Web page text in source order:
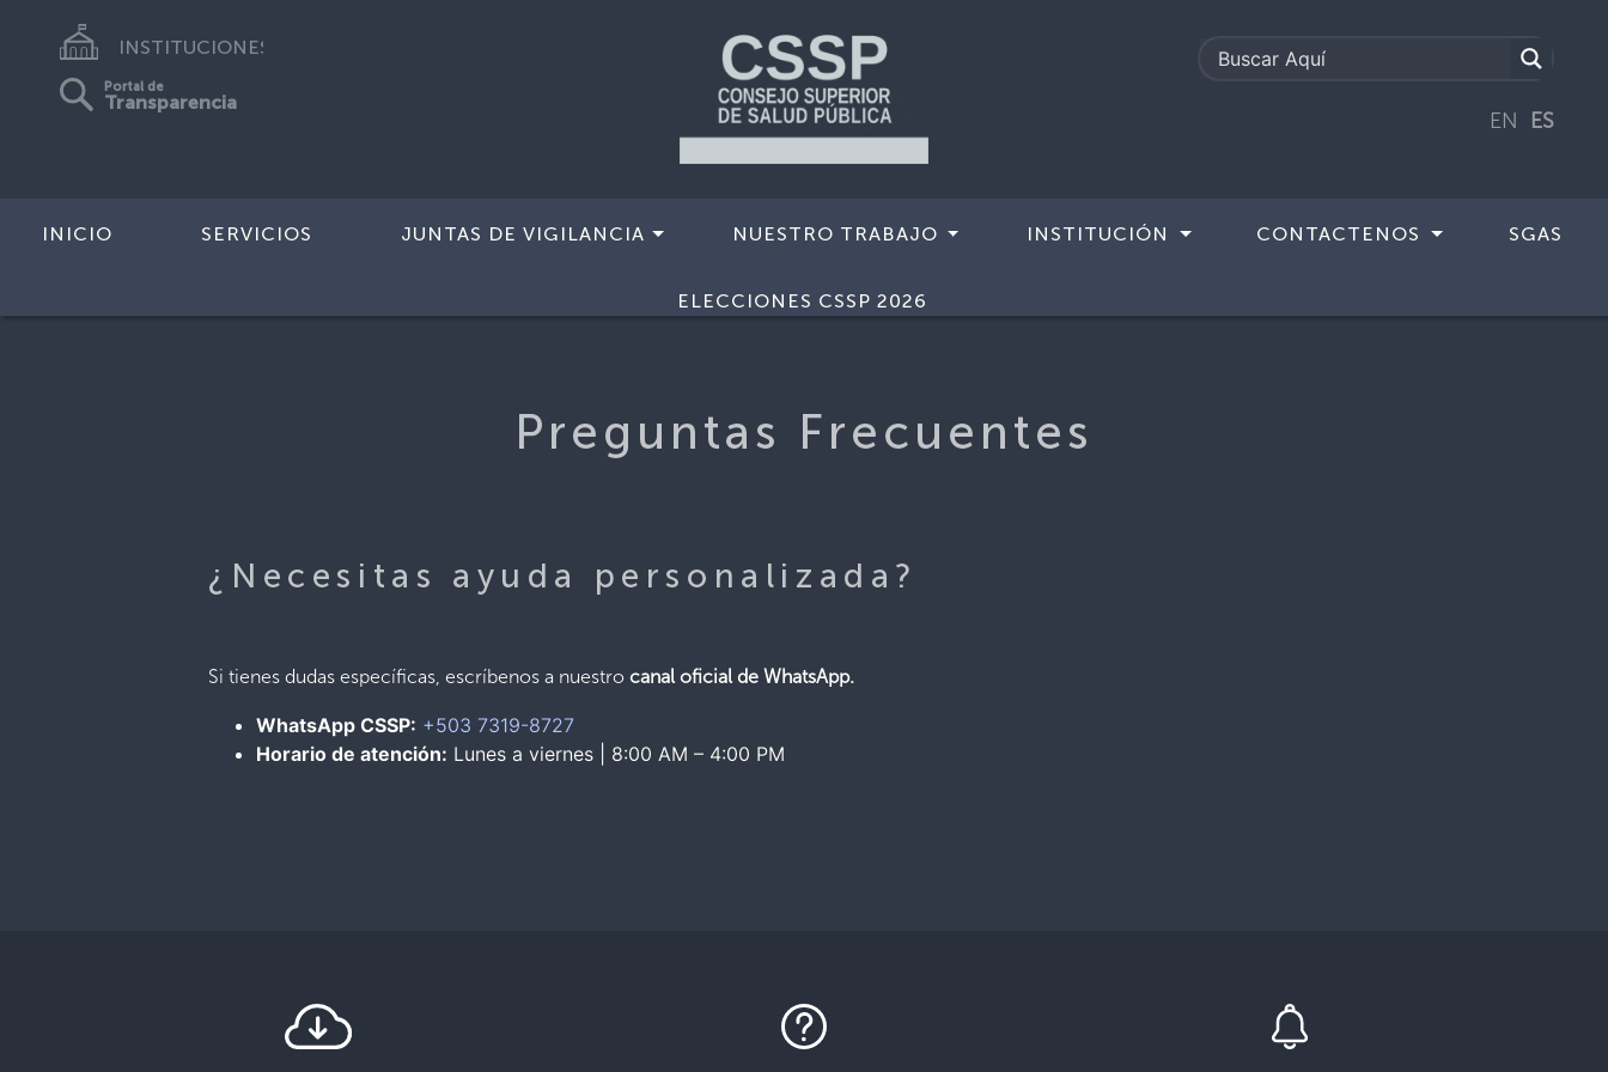
INSTITUCIONES
Portal de
Transparencia
EN ES
INICIO SERVICIOS JUNTAS DE VIGILANCIA NUESTRO TRABAJO INSTITUCIÓN CONTACTENOS SGAS
ELECCIONES CSSP 2026
Preguntas Frecuentes
¿Necesitas ayuda personalizada?
Si tienes dudas específicas, escríbenos a nuestrocanal oficial de WhatsApp.
WhatsApp CSSP: +503 7319-8727
Horario de atención: Lunes a viernes | 8:00 AM – 4:00 PM